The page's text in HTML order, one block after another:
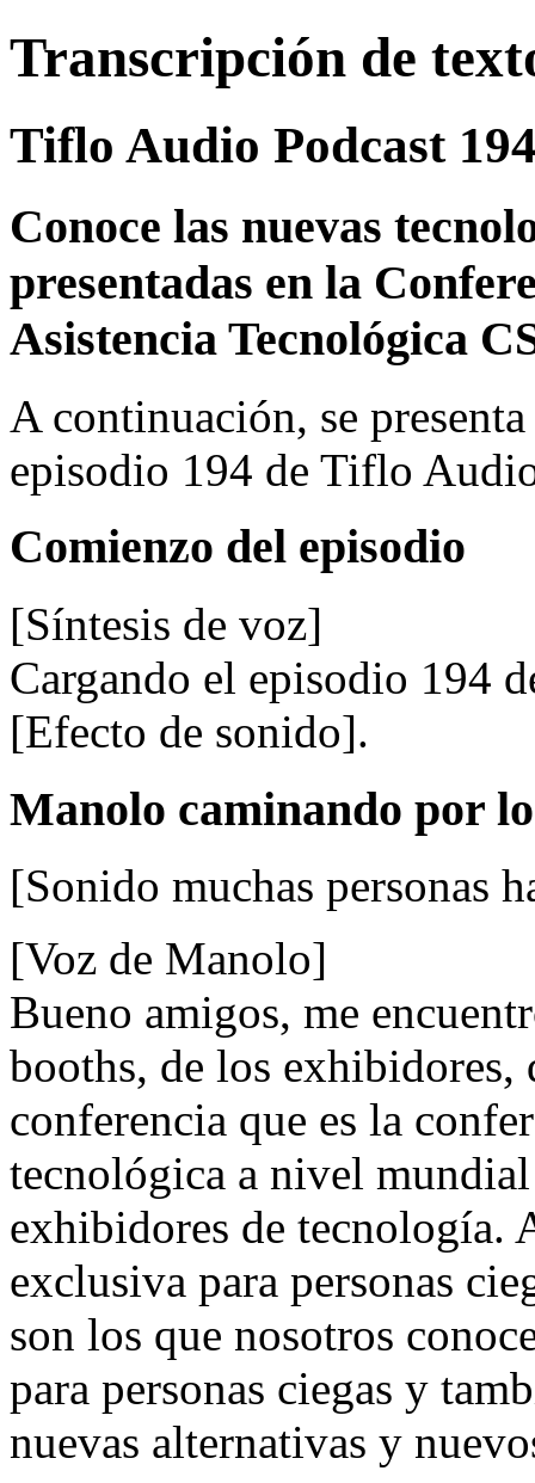
Transcripción de
Tiflo Audio Podcast
Conoce las nuevas
presentadas en la
Asistencia Tecnológica
A continuación, se
episodio 194 de Tiflo
Comienzo del episodio
[Síntesis de voz]
Cargando el episodio 194
[Efecto de sonido].
Manolo caminando por
[Sonido muchas personas
[Voz de Manolo]
Bueno amigos, me
booths, de los exhibidores,
conferencia que es la
tecnológica a nivel
exhibidores de tecnología.
exclusiva para personas
son los que nosotros
para personas ciegas y
nuevas alternativas y